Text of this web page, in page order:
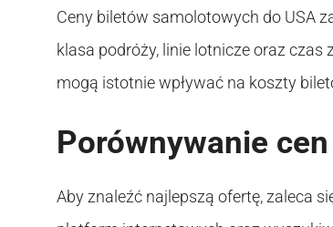
Ceny biletów samolotowych do USA
klasa podróży, linie lotnicze oraz
mogą istotnie wpływać na koszty
Porównywanie cen
Aby znaleźć najlepszą ofertę, zaleca